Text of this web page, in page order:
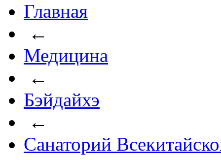
Главная
←
Медицина
←
Бэйдайхэ
←
Санаторий